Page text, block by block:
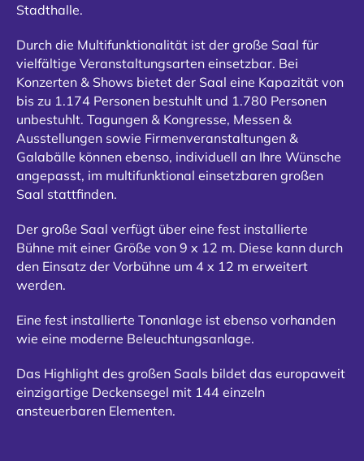
Stadthalle.
Durch die Multifunktionalität ist der große Saal für
vielfältige Veranstaltungsarten einsetzbar. Bei
Konzerten & Shows bietet der Saal eine Kapazität von
bis zu 1.174 Personen bestuhlt und 1.780 Personen
unbestuhlt. Tagungen & Kongresse, Messen &
Ausstellungen sowie Firmenveranstaltungen &
Galabälle können ebenso, individuell an Ihre Wünsche
angepasst, im multifunktional einsetzbaren großen
Saal stattfinden.
Der große Saal verfügt über eine fest installierte
Bühne mit einer Größe von 9 x 12 m. Diese kann durch
den Einsatz der Vorbühne um 4 x 12 m erweitert
werden.
Eine fest installierte Tonanlage ist ebenso vorhanden
wie eine moderne Beleuchtungsanlage.
Das Highlight des großen Saals bildet das europaweit
einzigartige Deckensegel mit 144 einzeln
ansteuerbaren Elementen.